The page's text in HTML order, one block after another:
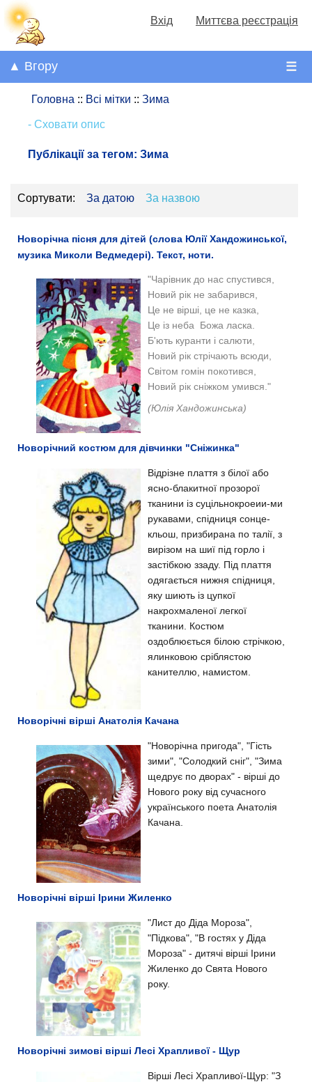
Вхід Миттєва реєстрація
☰
▲ Вгору
Головна :: Всі мітки :: Зима
- Сховати опис
Публікації за тегом: Зима
Сортувати: За датою За назвою
Новорічна пісня для дітей (слова Юлії Хандожинської,
музика Миколи Ведмедері). Текст, ноти.
"Чарівник до нас спустився,
Новий рік не забарився,
Це не вірші, це не казка,
Це із неба Божа ласка.
Б'ють куранти і салюти,
Новий рік стрічають всюди,
Світом гомін покотився,
Новий рік сніжком умився."
(Юлія Хандожинська)
Новорічний костюм для дівчинки "Сніжинка"
Відрізне плаття з білої або
ясно-блакитної прозорої
тканини із суцільнокроеии-ми
рукавами, спідниця сонце-
кльош, призбирана по талії, з
вирізом на шиї під горло і
застібкою ззаду. Під плаття
одягається нижня спідниця,
яку шиють із цупкої
накрохмаленої легкої
тканини. Костюм
оздоблюється білою стрічкою,
ялинковою сріблястою
канителлю, намистом.
Новорічні вірші Анатолія Качана
"Новорічна пригода", "Гість
зими", "Солодкий сніг", "Зима
щедрує по дворах" - вірші до
Нового року від сучасного
українського поета Анатолія
Качана.
Новорічні вірші Ірини Жиленко
"Лист до Діда Мороза",
"Підкова", "В гостях у Діда
Мороза" - дитячі вірші Ірини
Жиленко до Свята Нового
року.
Новорічні зимові вірші Лесі Храпливої - Щур
Вірші Лесі Храпливої-Щур: "З